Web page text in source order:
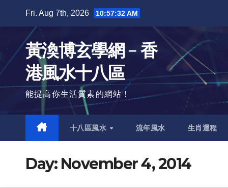
content
Fri. Aug 7th, 2026 10:57:33 AM
黃渙博玄學網﹣香
港風水十八區
能提高你生活質素的網站！
十八區風水 流年風水 生肖運程
Day: November 4, 2014